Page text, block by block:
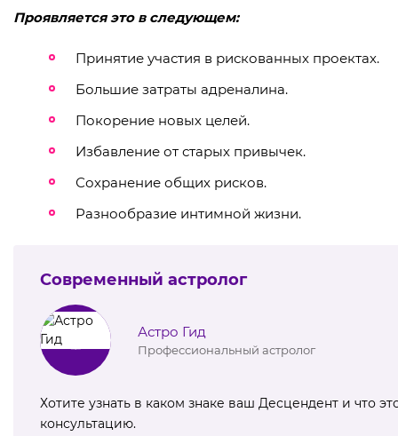
Проявляется это в следующем:
Принятие участия в рискованных проектах.
Большие затраты адреналина.
Покорение новых целей.
Избавление от старых привычек.
Сохранение общих рисков.
Разнообразие интимной жизни.
Современный астролог
Астро Гид
Профессиональный астролог
Хотите узнать в каком знаке ваш Десцендент и что
консультацию.